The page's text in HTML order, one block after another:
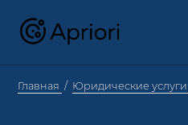
Главная Юридические услуги